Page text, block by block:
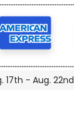
17th - Aug. 22nd